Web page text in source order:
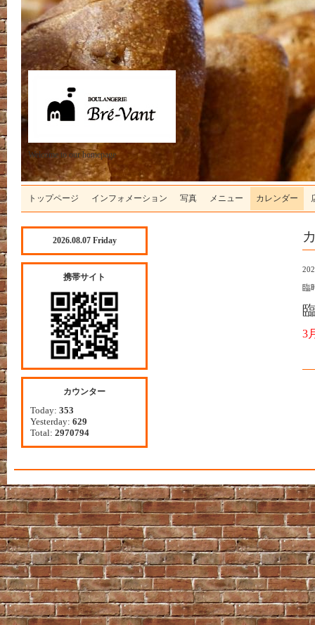
Welcome to our homepage
トップページ インフォメーション 写真 メニュー カレンダー
臨
3
2026.08.07 Friday
携帯サイト
カウンター
Today: 353
Yesterday: 629
Total: 2970794